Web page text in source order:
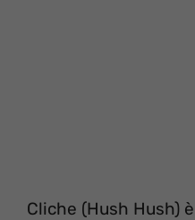
Cliche (Hush Hush)